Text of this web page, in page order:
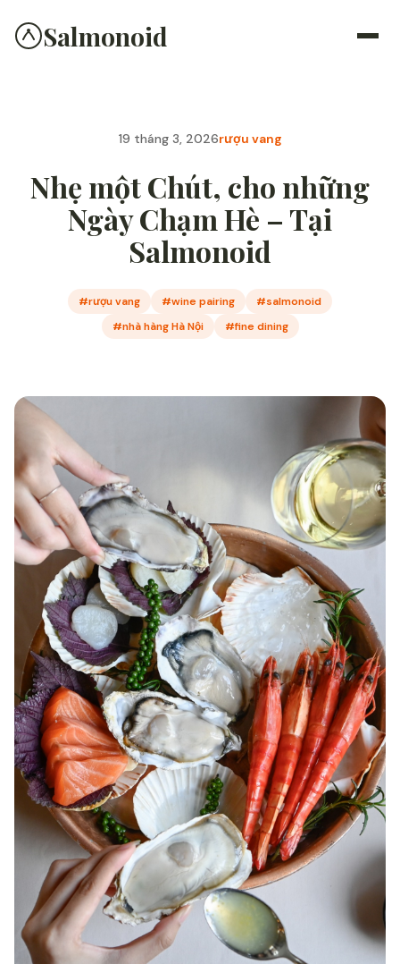
Salmonoid
19 tháng 3, 2026rượu vang
Nhẹ một Chút, cho những
Ngày Chạm Hè – Tại
Salmonoid
#rượu vang #wine pairing
#salmonoid
#nhà hàng Hà Nội
#fine dining